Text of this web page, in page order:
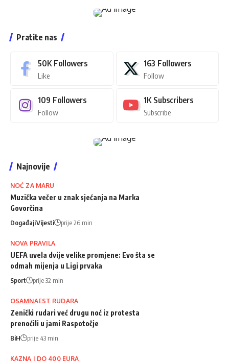
Pratite nas
50K Followers
Like
163 Followers
Follow
109 Followers
Follow
1K Subscribers
Subscribe
Najnovije
NOĆ ZA MARU
Muzička večer u znak sjećanja na Marka
Govorčina
DogađajiVijesti prije 26 min
NOVA PRAVILA
UEFA uvela dvije velike promjene: Evo šta se
odmah mijenja u Ligi prvaka
Sport prije 32 min
OSAMNAEST RUDARA
Zenički rudari već drugu noć iz protesta
prenoćili u jami Raspotočje
BiH prije 43 min
KAZNA I DO 400 EURA